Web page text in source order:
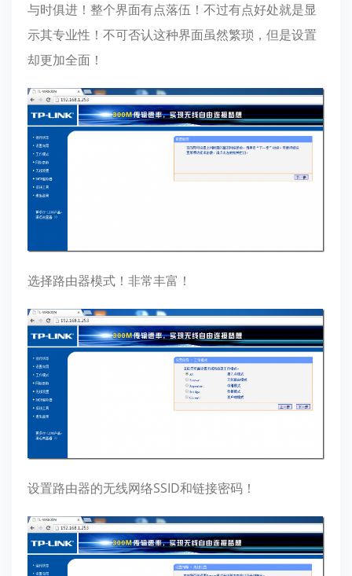
与时俱进！整个界面有点落伍！不过有点好处就是显
示其专业性！不可否认这种界面虽然繁琐，但是设置
却更加全面！
选择路由器模式！非常丰富！
设置路由器的无线网络SSID和链接密码！